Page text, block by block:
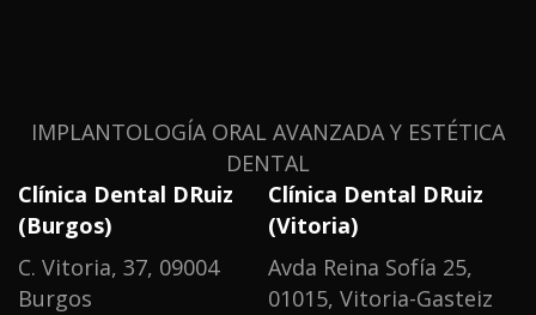
IMPLANTOLOGÍA ORAL AVANZADA Y ESTÉTICA
DENTAL
Clínica Dental DRuiz
(Burgos)
C. Vitoria, 37, 09004
Burgos
Clínica Dental DRuiz
(Vitoria)
Avda Reina Sofía 25,
01015, Vitoria-Gasteiz